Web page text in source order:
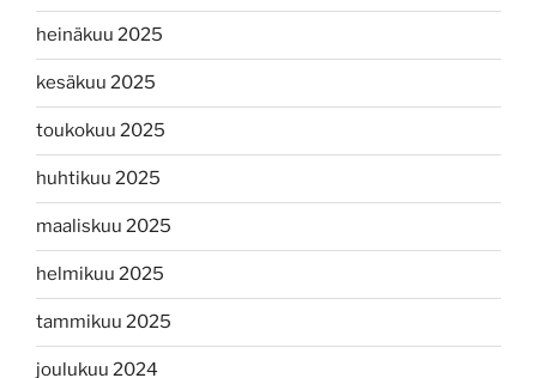
heinäkuu 2025
kesäkuu 2025
toukokuu 2025
huhtikuu 2025
maaliskuu 2025
helmikuu 2025
tammikuu 2025
joulukuu 2024